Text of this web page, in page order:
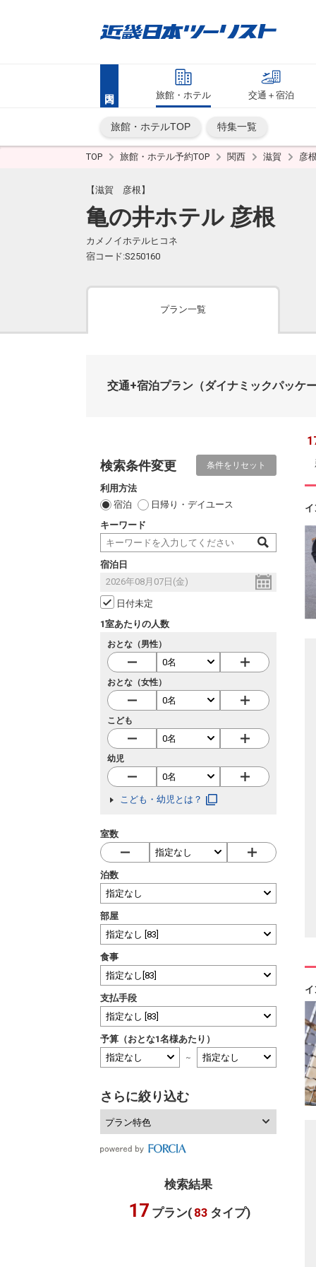
旅館・ホテル 交通＋宿泊
旅館・ホテルTOP 特集一覧
TOP 旅館・ホテル予約TOP 関西 滋賀 彦
【滋賀 彦根】
亀の井ホテル 彦根
カメノイホテルヒコネ
宿コード:S250160
プラン一覧
交通+宿泊プラン （ダイナミックパッケ
検索条件変更 条件をリセット
利用方法
宿泊
日帰り・デイユース
キーワード
宿泊日
日付未定
1室あたりの人数
おとな（男性）
おとな（女性）
こども
幼児
こども・幼児とは？
室数
泊数
部屋
食事
支払手段
予算（おとな1名様あたり）
～
さらに絞り込む
プラン特色
検索結果
17 プラン( 83 タイプ)